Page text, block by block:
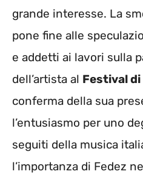
grande interesse. La
pone fine alle
e addetti ai lavori sulla
dell’artista al Festival
conferma della sua
l’entusiasmo per uno
seguiti della musica
l’importanza di Fedez